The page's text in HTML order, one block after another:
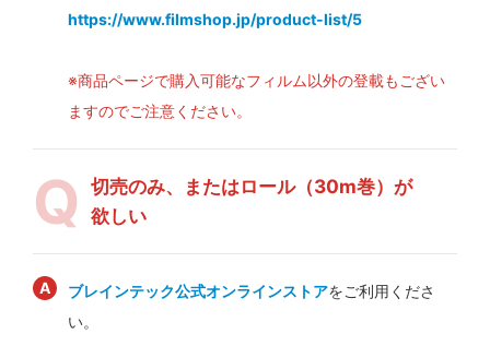
https://www.filmshop.jp/product-list/5
※商品ページで購入可能なフィルム以外の登載もござい
ますのでご注意ください。
切売のみ、またはロール（30m巻）が
欲しい
ブレインテック公式オンラインストアをご利用くださ
い。